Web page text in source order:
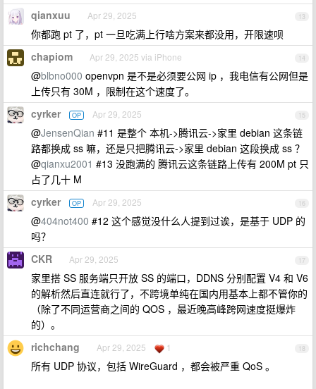
13
qianxuu Apr 29, 2025
你都跑 pt 了，pt 一旦吃满上行啥方案来都没用，开限速呗
14
chapiom Apr 29, 2025 via iPhone
@blbno000 openvpn 是不是必须要公网 ip ，我电信有公网但是
上传只有 30M ，限制在这个速度了。
15
cyrker OP Apr 29, 2025
@JensenQian #11 是整个 本机->腾讯云->家里 debian 这条链
路都换成 ss 嘛，还是只把腾讯云->家里 debian 这段换成 ss ？
@qianxu2001 #13 没跑满的 腾讯云这条链路上传有 200M pt 只
占了几十 M
16
cyrker OP Apr 29, 2025
@404not400 #12 这个感觉没什么人提到过诶，是基于 UDP 的
吗？
17
CKR Apr 29, 2025
家里搭 SS 服务端只开放 SS 的端口，DDNS 分别配置 V4 和 V6
的解析然后直连就行了，不跨境单纯在国内用基本上都不管你的
（除了不同运营商之间的 QOS ，最近晚高峰跨网速度挺爆炸
的）。
18
richchang Apr 29, 2025 1
所有 UDP 协议，包括 WireGuard ，都会被严重 QoS 。